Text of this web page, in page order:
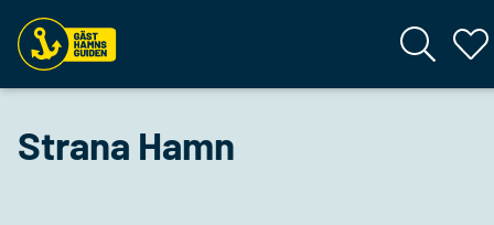
Strana Hamn